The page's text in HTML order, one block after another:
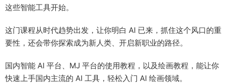
这些智能工具开始。
这门课程从时代趋势出发，让你明白 AI 已来，抓住这个风口的重
要性，还会带你探索成为新人类、开启新职业的路径。
国内智能 AI 平台、MJ 平台的使用教程，以及绘画教程，能让你
快速上手国内主流的 AI 工具，轻松入门 AI 绘画领域。